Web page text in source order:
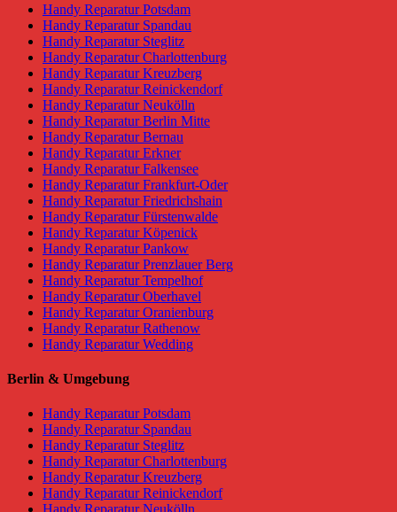
Handy Reparatur Potsdam
Handy Reparatur Spandau
Handy Reparatur Steglitz
Handy Reparatur Charlottenburg
Handy Reparatur Kreuzberg
Handy Reparatur Reinickendorf
Handy Reparatur Neukölln
Handy Reparatur Berlin Mitte
Handy Reparatur Bernau
Handy Reparatur Erkner
Handy Reparatur Falkensee
Handy Reparatur Frankfurt-Oder
Handy Reparatur Friedrichshain
Handy Reparatur Fürstenwalde
Handy Reparatur Köpenick
Handy Reparatur Pankow
Handy Reparatur Prenzlauer Berg
Handy Reparatur Tempelhof
Handy Reparatur Oberhavel
Handy Reparatur Oranienburg
Handy Reparatur Rathenow
Handy Reparatur Wedding
Berlin & Umgebung
Handy Reparatur Potsdam
Handy Reparatur Spandau
Handy Reparatur Steglitz
Handy Reparatur Charlottenburg
Handy Reparatur Kreuzberg
Handy Reparatur Reinickendorf